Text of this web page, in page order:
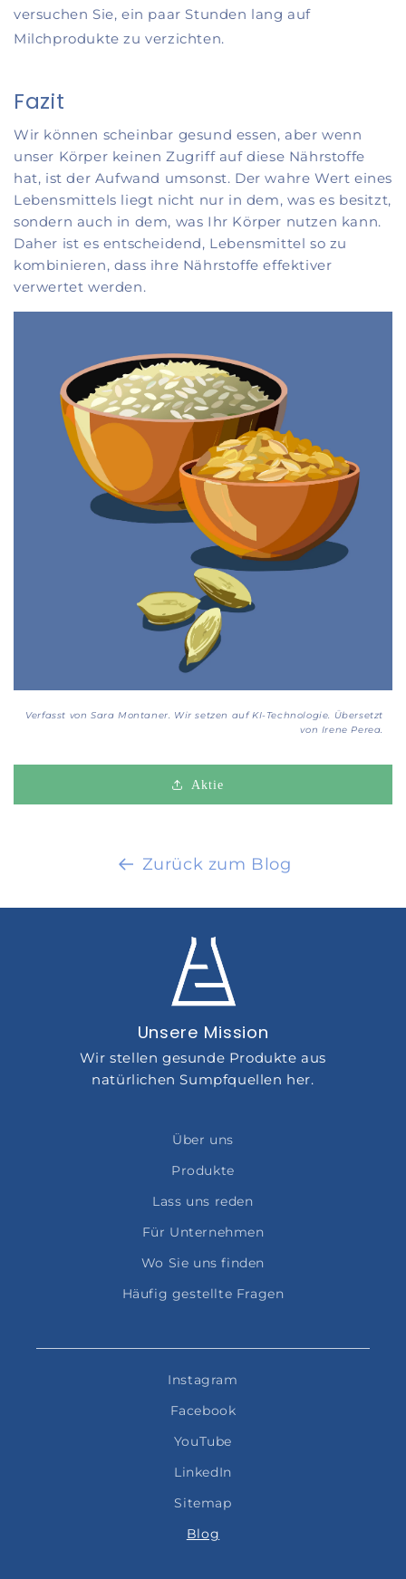
versuchen Sie, ein paar Stunden lang auf
Milchprodukte zu verzichten.
Fazit
Wir können scheinbar gesund essen, aber wenn
unser Körper keinen Zugriff auf diese Nährstoffe
hat, ist der Aufwand umsonst. Der wahre Wert eines
Lebensmittels liegt nicht nur in dem, was es besitzt,
sondern auch in dem, was Ihr Körper nutzen kann.
Daher ist es entscheidend, Lebensmittel so zu
kombinieren, dass ihre Nährstoffe effektiver
verwertet werden.
Verfasst von Sara Montaner. Wir setzen auf KI-Technologie. Übersetzt
von Irene Perea.
Aktie
Zurück zum Blog
Unsere Mission
Wir stellen gesunde Produkte aus
natürlichen Sumpfquellen her.
Über uns
Produkte
Lass uns reden
Für Unternehmen
Wo Sie uns finden
Häufig gestellte Fragen
Instagram
Facebook
YouTube
LinkedIn
Sitemap
Blog